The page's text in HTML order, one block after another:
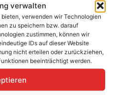
verwalten
verwenden wir Technologien
zu speichern bzw. darauf
zustimmen, können wir
IDs auf dieser Website
nicht erteilen oder zurückziehen,
beeinträchtigt werden.
von enwitec erstellst du
Remote Control Unit und
Der E-Stop Switch
und schaltet die PV-
zeigen dir, ob die
abgeschaltet ist. Eine
findest du in den